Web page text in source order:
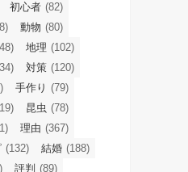
初心者 (82)
動物 (80)
地理 (102)
対策 (120)
手作り (79)
昆虫 (78)
理由 (367)
(132) 結婚 (188)
評判 (89)